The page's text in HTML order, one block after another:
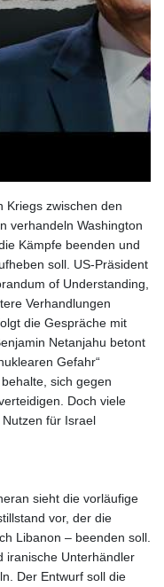
Kriegs zwischen den
verhandeln Washington
Kämpfe beenden und
soll. US‑Präsident
of Understanding,
Verhandlungen
die Gespräche mit
Netanjahu betont
Gefahr“
sich gegen
Doch viele
für Israel
sieht die vorläufige
vor, der die
Libanon – beenden soll.
iranische Unterhändler
Der Entwurf soll die